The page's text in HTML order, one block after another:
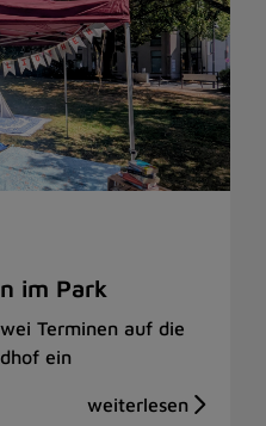
im Park
Terminen auf die
ein